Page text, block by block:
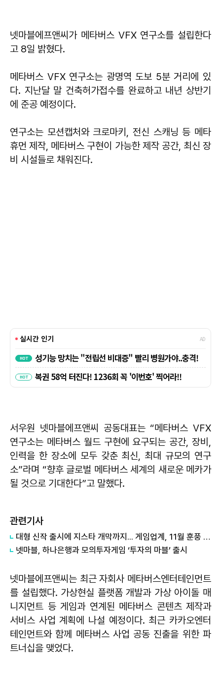
넷마블에프앤씨가 메타버스 VFX 연구소를 설립한다
고 8일 밝혔다.
메타버스 VFX 연구소는 광명역 도보 5분 거리에 있
다. 지난달 말 건축허가접수를 완료하고 내년 상반기
에 준공 예정이다.
연구소는 모션캡처와 크로마키, 전신 스캐닝 등 메타
휴먼 제작, 메타버스 구현이 가능한 제작 공간, 최신 장
비 시설들로 채워진다.
서우원 넷마블에프앤씨 공동대표는 “메타버스 VFX
연구소는 메타버스 월드 구현에 요구되는 공간, 장비,
인력을 한 장소에 모두 갖춘 최신, 최대 규모의 연구
소”라며 “향후 글로벌 메타버스 세계의 새로운 메카가
될 것으로 기대한다”고 말했다.
관련기사
대형 신작 출시에 지스타 개막까지... 게임업계, 11월 훈풍 기대감
넷마블, 하나은행과 모의투자게임 ‘투자의 마블’ 출시
넷마블에프앤씨는 최근 자회사 메타버스엔터테인먼트
를 설립했다. 가상현실 플랫폼 개발과 가상 아이돌 매
니지먼트 등 게임과 연계된 메타버스 콘텐츠 제작과
서비스 사업 계획에 나설 예정이다. 최근 카카오엔터
테인먼트와 함께 메타버스 사업 공동 진출을 위한 파
트너십을 맺었다.